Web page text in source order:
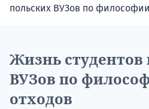
польских ВУЗов по
Жизнь студентов
ВУЗов по
отходов